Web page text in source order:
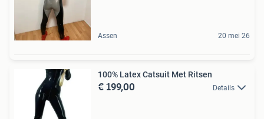
Assen 20 mei 26
100% Latex Catsuit Met Ritsen
€ 199,00 Details